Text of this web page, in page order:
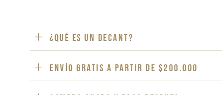
¿Qué es un decant?
ENVÍO GRATIS a partir de $200.000